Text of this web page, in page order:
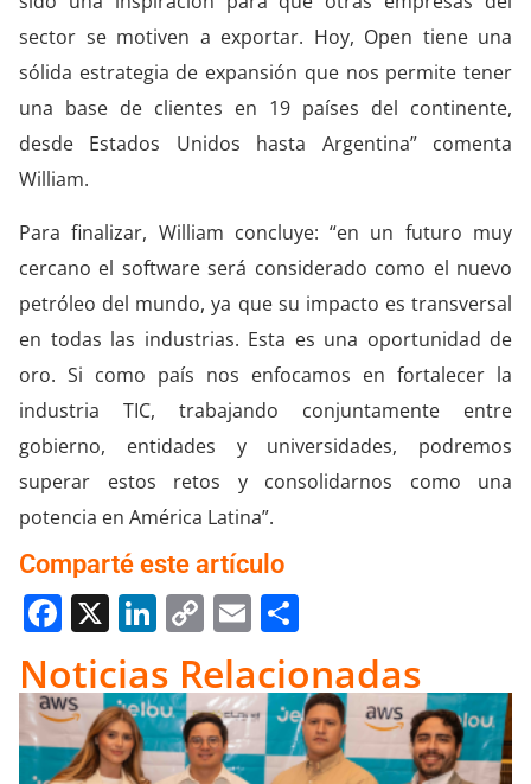
sector se motiven a exportar. Hoy, Open tiene una
sólida estrategia de expansión que nos permite tener
una base de clientes en 19 países del continente,
desde Estados Unidos hasta Argentina” comenta
William.
Para finalizar, William concluye: “en un futuro muy
cercano el software será considerado como el nuevo
petróleo del mundo, ya que su impacto es transversal
en todas las industrias. Esta es una oportunidad de
oro. Si como país nos enfocamos en fortalecer la
industria TIC, trabajando conjuntamente entre
gobierno, entidades y universidades, podremos
superar estos retos y consolidarnos como una
potencia en América Latina”.
Comparté este artículo
Facebook
X LinkedIn
Copy
Link
Email
Noticias Relacionadas